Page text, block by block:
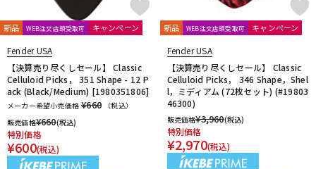
新品 WEB注文店頭受取可 キャンペーン
Fender USA
【決算売り尽くしセール】 Classic
Celluloid Picks， 351 Shape - 12 P
ack (Black/Medium) [1980351806]
メーカー希望小売価格 ¥660
（税込）
販売価格¥660(税込)
特別価格
¥600(税込)
新品 WEB注文店頭受取可 キャンペーン
Fender USA
【決算売り尽くしセール】 Classic
Celluloid Picks， 346 Shape，Shel
l，ミディアム (72枚セット) (#19803
46300)
販売価格¥3,960(税込)
特別価格
¥2,970(税込)